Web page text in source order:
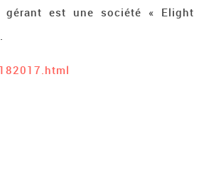
est une société « Elight